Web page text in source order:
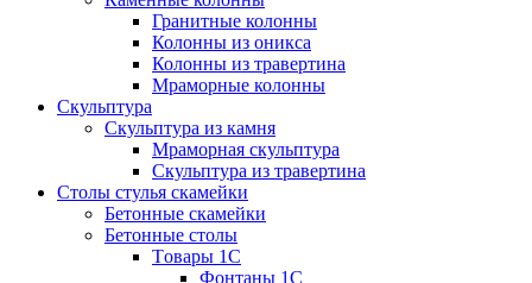
Гранитные колонны
Колонны из оникса
Колонны из травертина
Мраморные колонны
Скульптура
Скульптура из камня
Мраморная скульптура
Скульптура из травертина
Столы стулья скамейки
Бетонные скамейки
Бетонные столы
Tовары 1C
Фонтаны 1C